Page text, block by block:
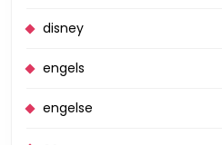
disney
engels
engelse